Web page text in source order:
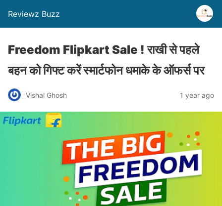
Reviewz Buzz
Freedom Flipkart Sale ! राखी से पहले
बहन को गिफ्ट करें स्मार्टफोन धमाके के ऑफर्स पर
Vishal Ghosh 1 year ago